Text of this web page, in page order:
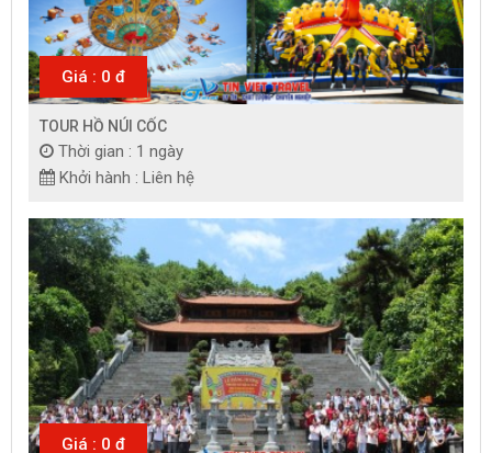
Giá : 0 đ
TOUR HỒ NÚI CỐC
Thời gian : 1 ngày
Khởi hành : Liên hệ
Giá : 0 đ